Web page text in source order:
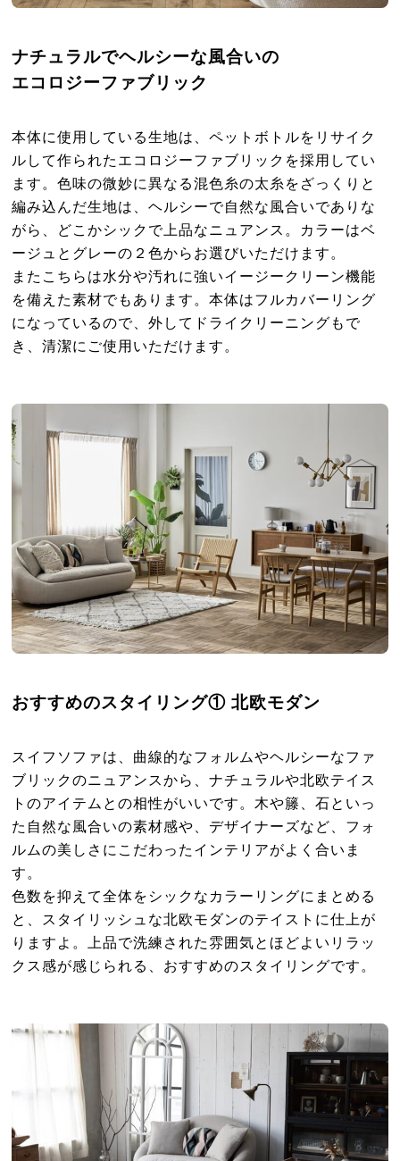
ナチュラルでヘルシーな風合いの
エコロジーファブリック
本体に使用している生地は、ペットボトルをリサイク
ルして作られたエコロジーファブリックを採用してい
ます。色味の微妙に異なる混色糸の太糸をざっくりと
編み込んだ生地は、ヘルシーで自然な風合いでありな
がら、どこかシックで上品なニュアンス。カラーはベ
ージュとグレーの２色からお選びいただけます。
またこちらは水分や汚れに強いイージークリーン機能
を備えた素材でもあります。本体はフルカバーリング
になっているので、外してドライクリーニングもで
き、清潔にご使用いただけます。
おすすめのスタイリング① 北欧モダン
スイフソファは、曲線的なフォルムやヘルシーなファ
ブリックのニュアンスから、ナチュラルや北欧テイス
トのアイテムとの相性がいいです。木や籐、石といっ
た自然な風合いの素材感や、デザイナーズなど、フォ
ルムの美しさにこだわったインテリアがよく合いま
す。
色数を抑えて全体をシックなカラーリングにまとめる
と、スタイリッシュな北欧モダンのテイストに仕上が
りますよ。上品で洗練された雰囲気とほどよいリラッ
クス感が感じられる、おすすめのスタイリングです。